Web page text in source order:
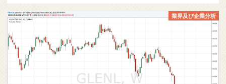
業界及び企業分析